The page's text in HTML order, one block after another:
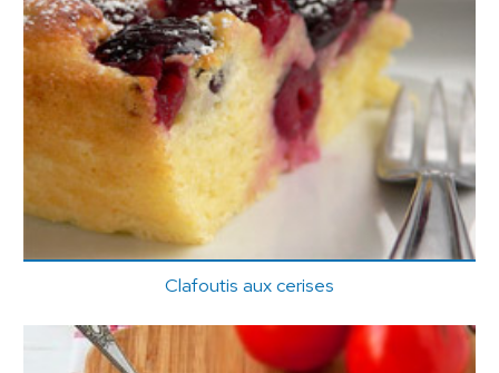
Clafoutis aux cerises